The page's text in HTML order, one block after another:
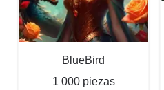
BlueBird
1 000 piezas